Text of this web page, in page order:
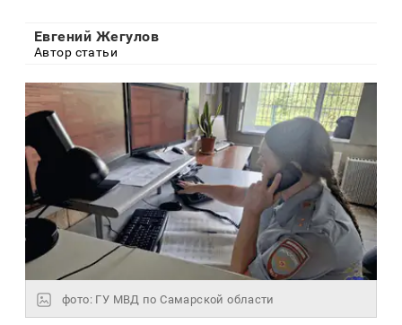
Евгений Жегулов
Автор статьи
фото: ГУ МВД по Самарской области